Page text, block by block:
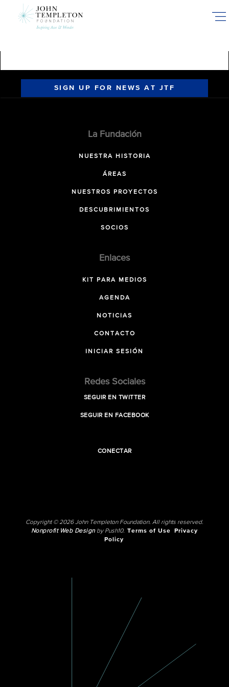
SIGN UP FOR NEWS AT JTF
La Fundación
NUESTRA HISTORIA
ÁREAS
NUESTROS PROYECTOS
DESCUBRIMIENTOS
SOCIOS
Enlaces
KIT PARA MEDIOS
AGENDA
NOTICIAS
CONTACTO
INICIAR SESIÓN
Redes Sociales
SEGUIR EN TWITTER
SEGUIR EN FACEBOOK
CONECTAR
Copyright © 2026 John Templeton Foundation. All rights reserved.
Nonprofit Web Designby Push10. Terms of Use
Privacy
Policy